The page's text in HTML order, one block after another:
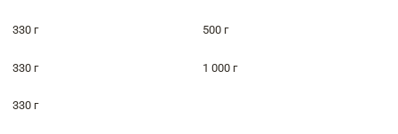
330 г 500 г
330 г 1 000 г
330 г